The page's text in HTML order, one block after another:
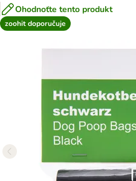
Ohodnoťte tento produkt
zoohit doporučuje